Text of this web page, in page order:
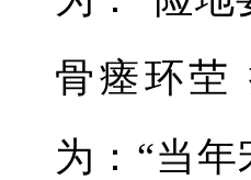
骨瘗环茔
为：“当